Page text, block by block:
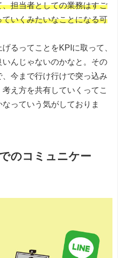
担当者としての業務はすご
いくみたいなことになる可
るってことをKPIに取って、
んじゃないのかなと。その
、今まで行け行けで突っ込み
え方を共有していくってこ
っていう気がしておりま
のコミュニケー